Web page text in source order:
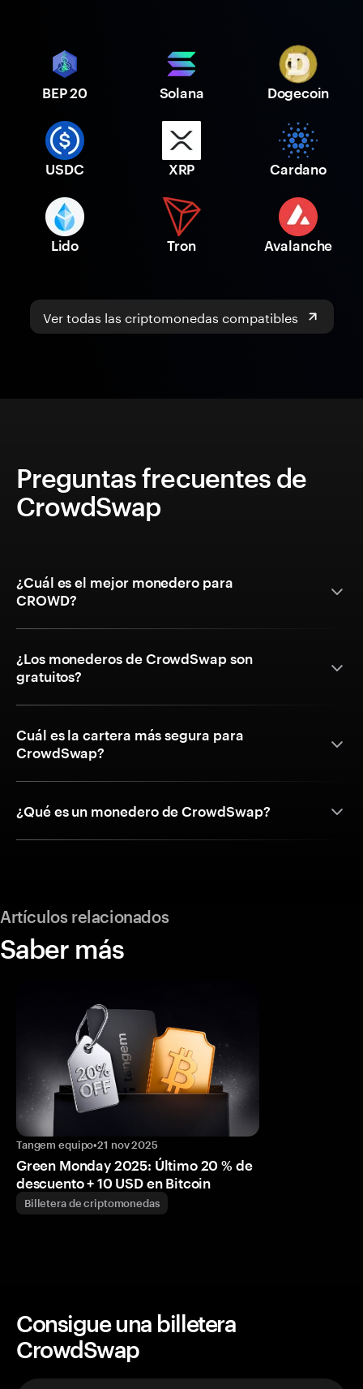
BEP 20 Solana Dogecoin
USDC XRP Cardano
Lido Tron Avalanche
Ver todas las criptomonedas compatibles
Preguntas frecuentes de
CrowdSwap
¿Cuál es el mejor monedero para
CROWD?
¿Los monederos de CrowdSwap son
gratuitos?
Cuál es la cartera más segura para
CrowdSwap?
¿Qué es un monedero de CrowdSwap?
Artículos relacionados
Saber más
Tangem equipo•21 nov 2025
Green Monday 2025: Último 20 % de
descuento + 10 USD en Bitcoin
Billetera de criptomonedas
Consigue una billetera
CrowdSwap